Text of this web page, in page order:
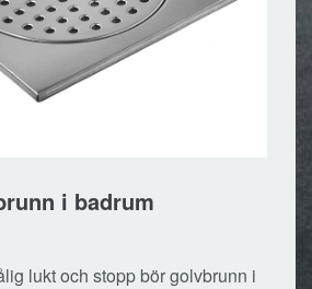
i badrum
lukt och stopp bör golvbrunn i